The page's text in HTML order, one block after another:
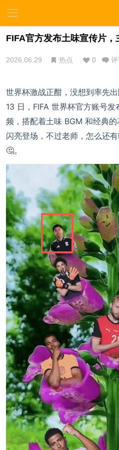
FIFA官方发布土味宣传片，
2026.06.29 热点 0
世界杯激战正酣，没想到率先
13 日，FIFA 世界杯官方账号发
频，搭配着土味 BGM 和经典
闪亮登场，不过老师，怎么还
🤔。